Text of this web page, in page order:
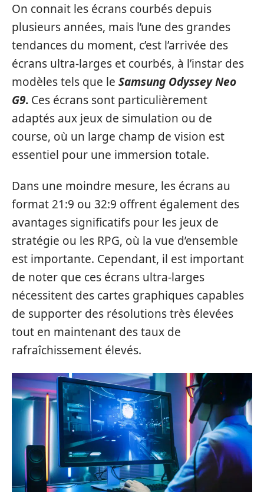
On connait les écrans courbés depuis
plusieurs années, mais l’une des grandes
tendances du moment, c’est l’arrivée des
écrans ultra-larges et courbés, à l’instar des
modèles tels que le Samsung Odyssey Neo
G9. Ces écrans sont particulièrement
adaptés aux jeux de simulation ou de
course, où un large champ de vision est
essentiel pour une immersion totale.
Dans une moindre mesure, les écrans au
format 21:9 ou 32:9 offrent également des
avantages significatifs pour les jeux de
stratégie ou les RPG, où la vue d’ensemble
est importante. Cependant, il est important
de noter que ces écrans ultra-larges
nécessitent des cartes graphiques capables
de supporter des résolutions très élevées
tout en maintenant des taux de
rafraîchissement élevés.